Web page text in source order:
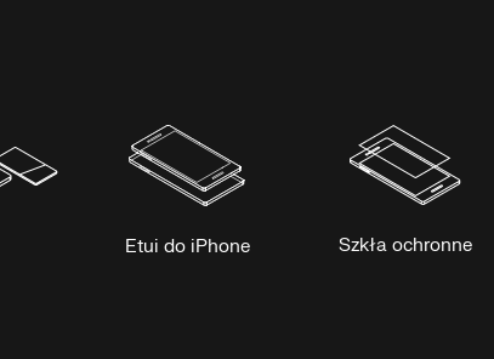
Etui do iPhone Szkła ochronne